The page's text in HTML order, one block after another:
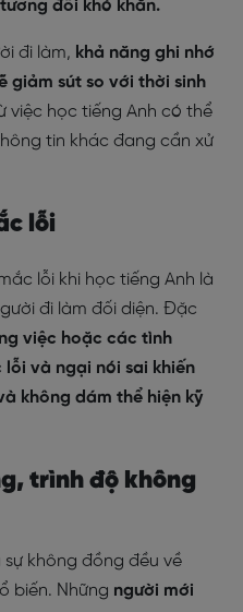
đối khó khăn.
đi làm, khả năng ghi nhớ
giảm sút so với thời sinh
việc học tiếng Anh có thể
tin khác đang cần xử
lỗi
lỗi khi học tiếng Anh là
đi làm đối diện. Đặc
việc hoặc các tình
lỗi và ngại nói sai khiến
không dám thể hiện kỹ
trình độ không
không đồng đều về
biến. Những người mới